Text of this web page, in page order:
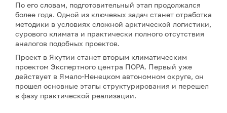
По его словам, подготовительный этап продолжался
более года. Одной из ключевых задач станет отработка
методики в условиях сложной арктической логистики,
сурового климата и практически полного отсутствия
аналогов подобных проектов.
Проект в Якутии станет вторым климатическим
проектом Экспертного центра ПОРА. Первый уже
действует в Ямало-Ненецком автономном округе, он
прошел основные этапы структурирования и перешел
в фазу практической реализации.